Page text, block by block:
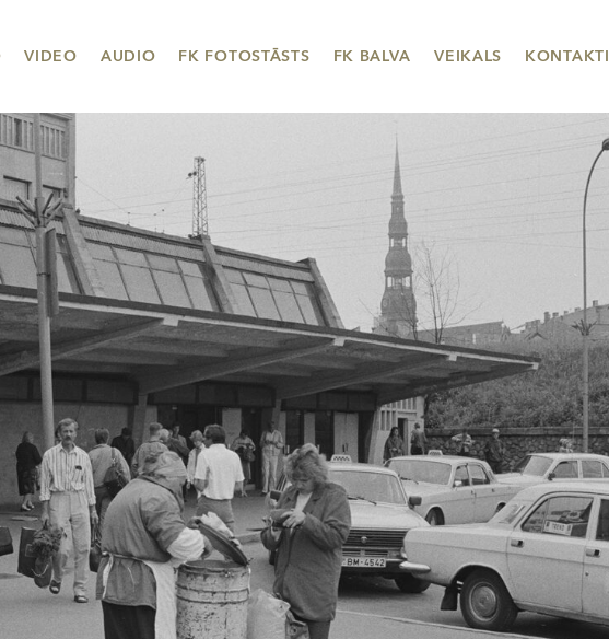
VIDEO AUDIO FK FOTOSTĀSTS FK BALVA VEIKALS KONTAKTI